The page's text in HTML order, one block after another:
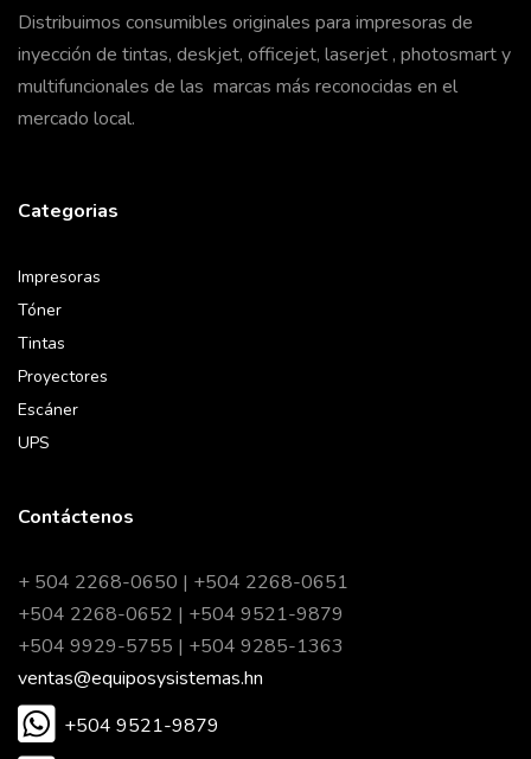
Distribuimos consumibles originales para impresoras de
inyección de tintas, deskjet, officejet, laserjet , photosmart y
multifuncionales de las marcas más reconocidas en el
mercado local.
Categorias
Impresoras
Tóner
Tintas
Proyectores
Escáner
UPS
Contáctenos
+ 504 2268-0650 | +504 2268-0651
+504 2268-0652 | +504 9521-9879
+504 9929-5755 | +504 9285-1363
ventas@equiposysistemas.hn
+504 9521-9879